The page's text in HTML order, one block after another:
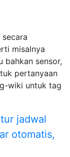
misalnya
bahkan sensor,
pertanyaan
wiki untuk tag
jadwal
otomatis,